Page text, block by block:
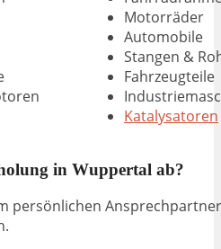
Motorräder
Automobile
Stangen &
Fahrzeugteile
Katalysatoren
in Wuppertal ab?
persönlichen